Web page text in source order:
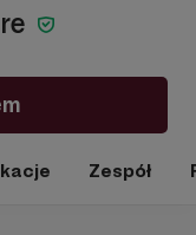
Zespół